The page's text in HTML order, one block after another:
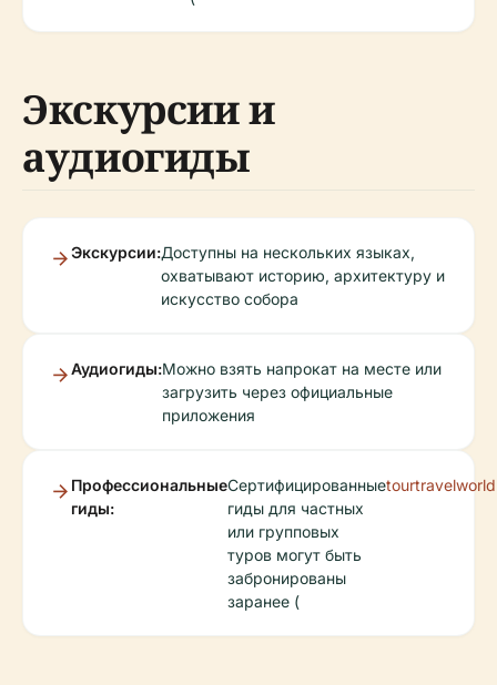
Экскурсии и
аудиогиды
Экскурсии:Доступны на нескольких языках,
охватывают историю, архитектуру и
искусство собора
Аудиогиды:Можно взять напрокат на месте или
загрузить через официальные
приложения
Профессиональные
гиды:
Сертифицированные
гиды для частных
или групповых
туров могут быть
забронированы
заранее (